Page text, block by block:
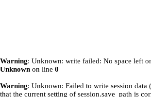
Warning: Unknown: write failed: No space left
Unknown on line 0
Warning: Unknown: Failed to write session data
that the current setting of session.save_path is